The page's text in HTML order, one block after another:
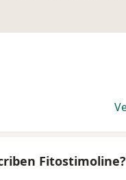
Fitostimoline?